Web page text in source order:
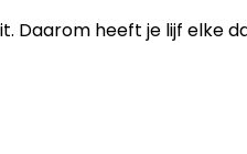
Daarom heeft je lijf